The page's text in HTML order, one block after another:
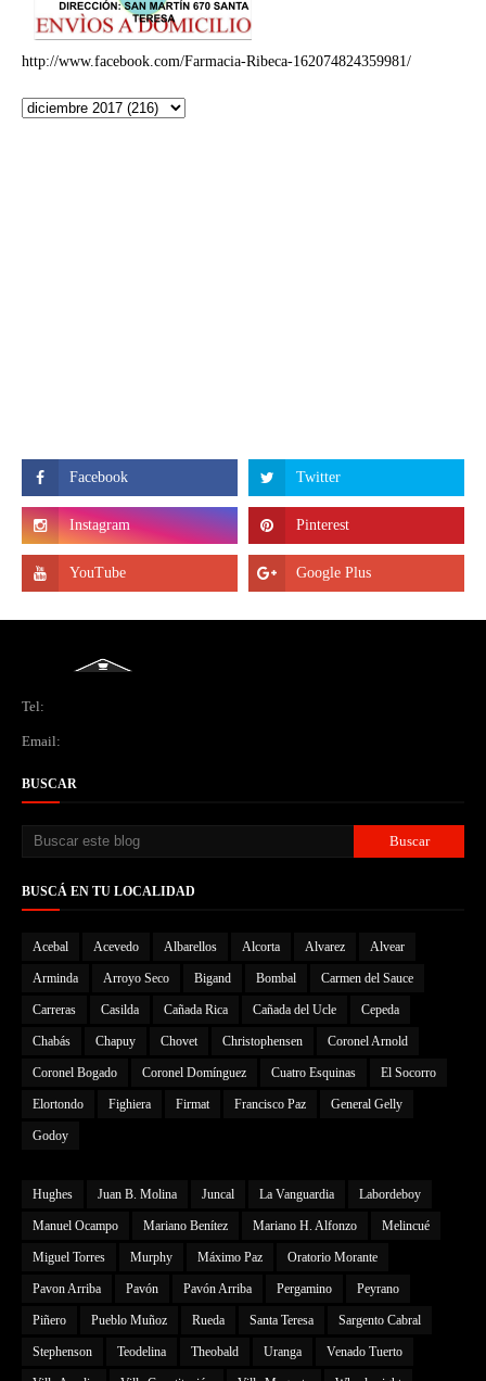
http://www.facebook.com/Farmacia-Ribeca-162074824359981/
Tel:
Email:
BUSCAR
BUSCÁ EN TU LOCALIDAD
Acebal Acevedo Albarellos Alcorta Alvarez Alvear
Arminda Arroyo Seco Bigand Bombal Carmen del Sauce
Carreras Casilda Cañada Rica Cañada del Ucle Cepeda
Chabás Chapuy Chovet Christophensen Coronel Arnold
Coronel Bogado Coronel Domínguez Cuatro Esquinas El Socorro
Elortondo Fighiera Firmat Francisco Paz General Gelly
Godoy
Hughes Juan B. Molina Juncal La Vanguardia Labordeboy
Manuel Ocampo Mariano Benítez Mariano H. Alfonzo Melincué
Miguel Torres Murphy Máximo Paz Oratorio Morante
Pavon Arriba Pavón Pavón Arriba Pergamino Peyrano
Piñero Pueblo Muñoz Rueda Santa Teresa Sargento Cabral
Stephenson Teodelina Theobald Uranga Venado Tuerto